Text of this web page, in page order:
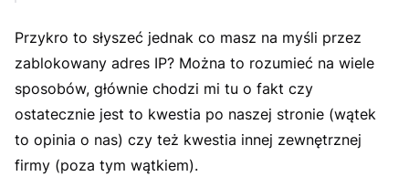
Przykro to słyszeć jednak co masz na myśli przez
zablokowany adres IP? Można to rozumieć na wiele
sposobów, głównie chodzi mi tu o fakt czy
ostatecznie jest to kwestia po naszej stronie (wątek
to opinia o nas) czy też kwestia innej zewnętrznej
firmy (poza tym wątkiem).